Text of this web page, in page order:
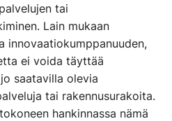
tai
Lain mukaan
innovaatiokumppanuuden,
ei voida täyttää
saatavilla olevia
tai rakennusurakoita.
hankinnassa nämä